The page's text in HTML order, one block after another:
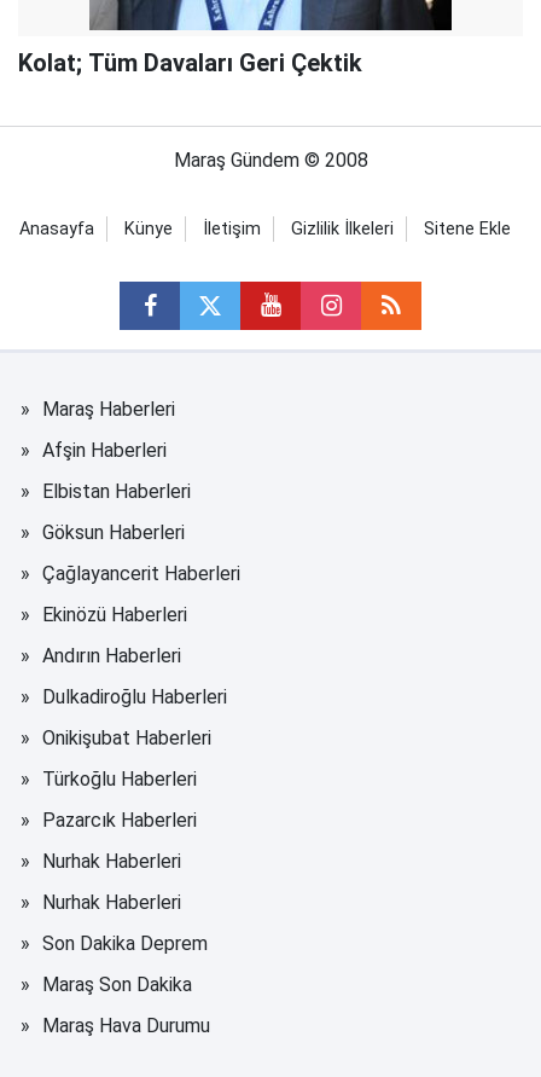
Kolat; Tüm Davaları Geri Çektik
Maraş Gündem © 2008
Anasayfa Künye İletişim Gizlilik İlkeleri Sitene Ekle
Maraş Haberleri
Afşin Haberleri
Elbistan Haberleri
Göksun Haberleri
Çağlayancerit Haberleri
Ekinözü Haberleri
Andırın Haberleri
Dulkadiroğlu Haberleri
Onikişubat Haberleri
Türkoğlu Haberleri
Pazarcık Haberleri
Nurhak Haberleri
Nurhak Haberleri
Son Dakika Deprem
Maraş Son Dakika
Maraş Hava Durumu